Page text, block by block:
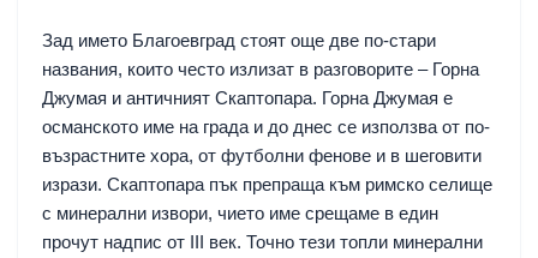
Зад името Благоевград стоят още две по-стари
названия, които често излизат в разговорите – Горна
Джумая и античният Скаптопара. Горна Джумая е
османското име на града и до днес се използва от по-
възрастните хора, от футболни фенове и в шеговити
изрази. Скаптопара пък препраща към римско селище
с минерални извори, чието име срещаме в един
прочут надпис от III век. Точно тези топли минерални